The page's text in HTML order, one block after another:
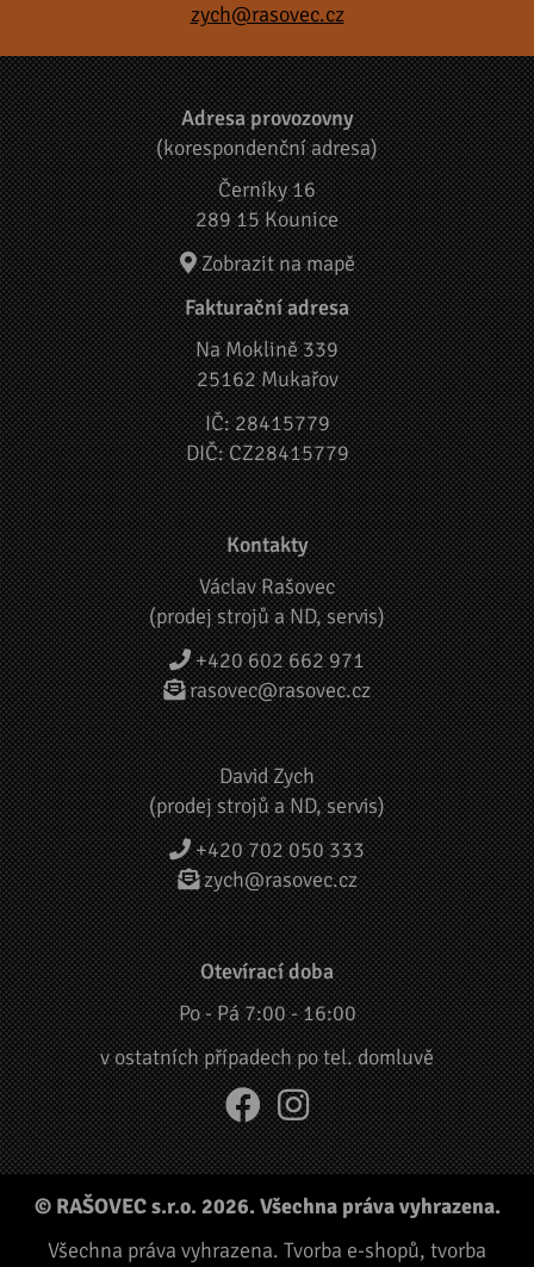
zych@rasovec.cz
Adresa provozovny
(korespondenční adresa)
Černíky 16
289 15 Kounice
Zobrazit na mapě
Fakturační adresa
Na Moklině 339
25162 Mukařov
IČ: 28415779
DIČ: CZ28415779
Kontakty
Václav Rašovec
(prodej strojů a ND, servis)
+420 602 662 971
rasovec@rasovec.cz
David Zych
(prodej strojů a ND, servis)
+420 702 050 333
zych@rasovec.cz
Otevírací doba
Po - Pá 7:00 - 16:00
v ostatních případech po tel. domluvě
© RAŠOVEC s.r.o. 2026. Všechna práva vyhrazena.
Všechna práva vyhrazena. Tvorba e-shopů, tvorba